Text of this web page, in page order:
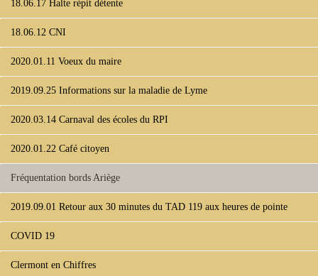
18.06.17 Halte répit détente
18.06.12 CNI
2020.01.11 Voeux du maire
2019.09.25 Informations sur la maladie de Lyme
2020.03.14 Carnaval des écoles du RPI
2020.01.22 Café citoyen
Fréquentation bords Ariège
2019.09.01 Retour aux 30 minutes du TAD 119 aux heures de pointe
COVID 19
Clermont en Chiffres